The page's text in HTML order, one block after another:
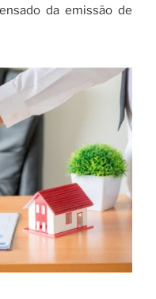
da emissão de